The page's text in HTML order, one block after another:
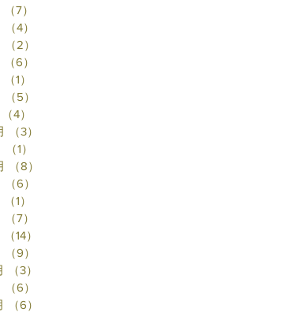
（7）
（4）
（2）
（6）
（1）
（5）
（4）
（3）
（1）
（8）
（6）
（1）
（7）
（14）
（9）
（3）
（6）
（6）